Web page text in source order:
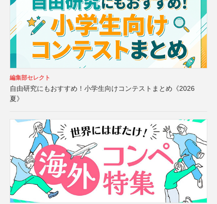
編集部セレクト
自由研究にもおすすめ！小学生向けコンテストまとめ《2026
夏》